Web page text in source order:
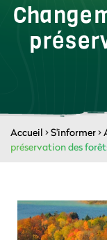
Accueil >S'informer>
préservation des